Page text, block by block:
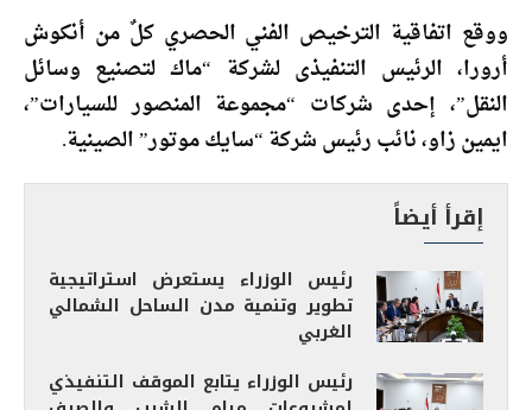
ووقع اتفاقية الترخيص الفني الحصري كلٌ من أنكوش
أرورا، الرئيس التنفيذى لشركة “ماك لتصنيع وسائل
النقل”، إحدى شركات “مجموعة المنصور للسيارات”،
ايمين زاو، نائب رئيس شركة “سايك موتور” الصينية.
إقرأ أيضاً
رئيس الوزراء يستعرض استراتيجية
تطوير وتنمية مدن الساحل الشمالي
الغربي
رئيس الوزراء يتابع الموقف التنفيذي